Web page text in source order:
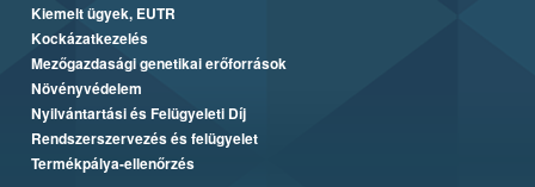
Kiemelt ügyek, EUTR
Kockázatkezelés
Mezőgazdasági genetikai erőforrások
Növényvédelem
Nyilvántartási és Felügyeleti Díj
Rendszerszervezés és felügyelet
Termékpálya-ellenőrzés